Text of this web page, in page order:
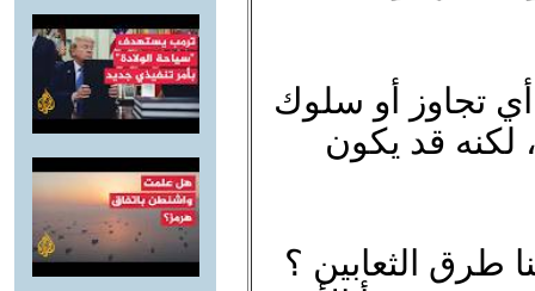
أي تجاوز أو سلوك
قد يكون
طرق الثعابين ؟